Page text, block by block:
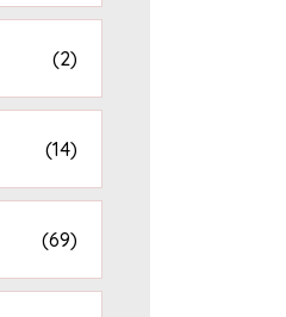
(2)
(14)
(69)